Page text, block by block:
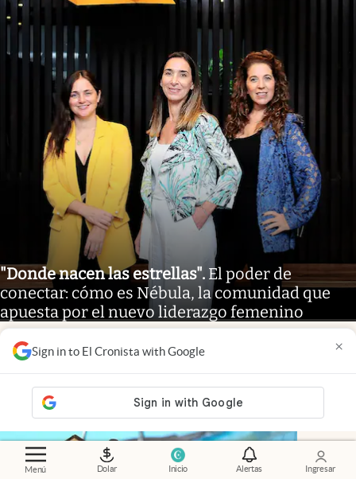
Menú Dolar Inicio Alertas Ingresar
Sign in to El Cronista with Google ×
"Donde nacen las estrellas". El poder de
conectar: cómo es Nébula, la comunidad que
apuesta por el nuevo liderazgo femenino